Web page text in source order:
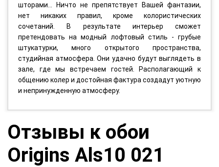
шторами... Ничто не препятствует Вашей фантазии,
нет никаких правил, кроме колористических
сочетаний. В результате интерьер сможет
претендовать на модный лофтовый стиль - грубые
штукатурки, много открытого пространства,
студийная атмосфера. Они удачно будут выглядеть в
зале, где мы встречаем гостей. Располагающий к
общению колер и достойная фактура создадут уютную
и непринужденную атмосферу.
Отзывы к обои
Origins Als10 021